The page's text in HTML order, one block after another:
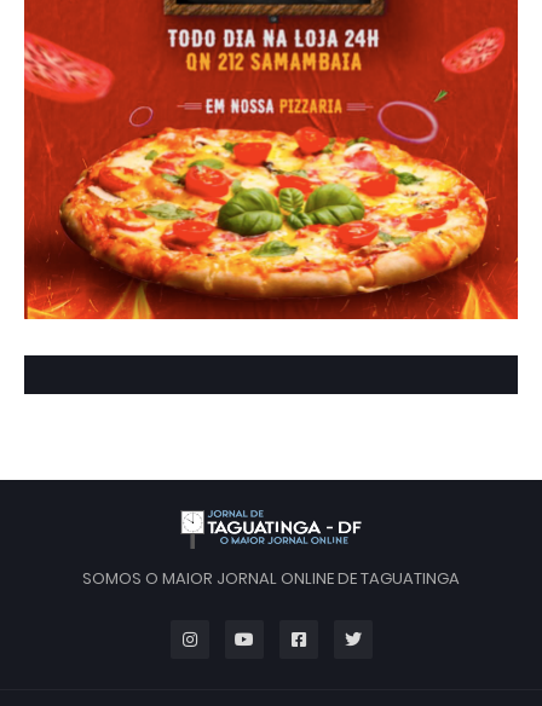
SOMOS O MAIOR JORNAL ONLINE DE TAGUATINGA